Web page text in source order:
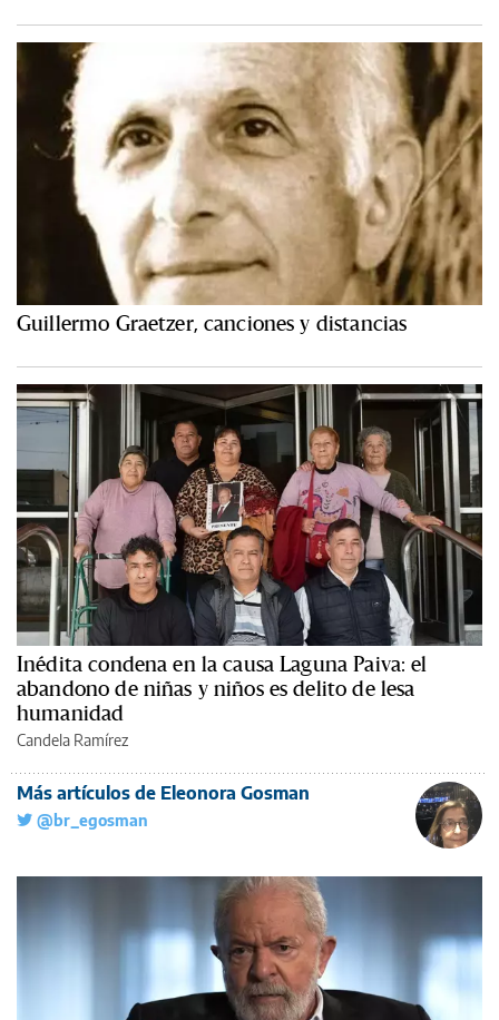
Guillermo Graetzer, canciones y distancias
Inédita condena en la causa Laguna Paiva: el
abandono de niñas y niños es delito de lesa
humanidad
Candela Ramírez
Más artículos de Eleonora Gosman
@br_egosman